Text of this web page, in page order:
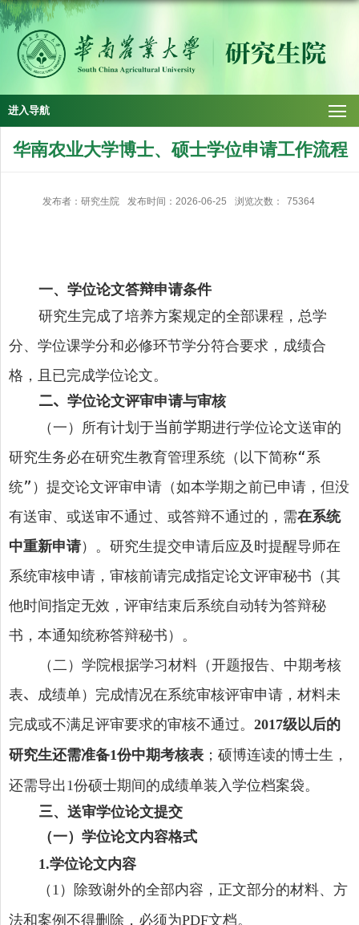
进入导航
华南农业大学博士、硕士学位申请工作流程
发布者：研究生院 发布时间：2026-06-25 浏览次数： 75364
一、学位论文答辩申请条件
研究生完成了培养方案规定的全部课程，总学
分、学位课学分和必修环节学分符合要求，成绩合
格，且已完成学位论文。
二、学位论文评审申请与审核
（一）所有计划于当前学期进行学位论文送审的
研究生务必在研究生教育管理系统（以下简称“系
统”）提交论文评审申请（如本学期之前已申请，但没
有送审、或送审不通过、或答辩不通过的，需在系统
中重新申请）。研究生提交申请后应及时提醒导师在
系统审核申请，审核前请完成指定论文评审秘书（其
他时间指定无效，评审结束后系统自动转为答辩秘
书，本通知统称答辩秘书）。
（二）学院根据学习材料（开题报告、中期考核
表、 成绩单）完成情况在系统审核评审申请，材料未
完成或不满足评审要求的审核不通过。 2017级以后的
研究生还需准备1份中期考核表 ；硕博连读的博士生，
还需导出1份硕士期间的成绩单装入学位档案袋。
三、送审学位论文提交
（一）学位论文内容格式
1.学位论文内容
（ 1 ）除致谢外的全部内容，正文部分的材料、方
法和案例不得删除，必须为PDF文档。